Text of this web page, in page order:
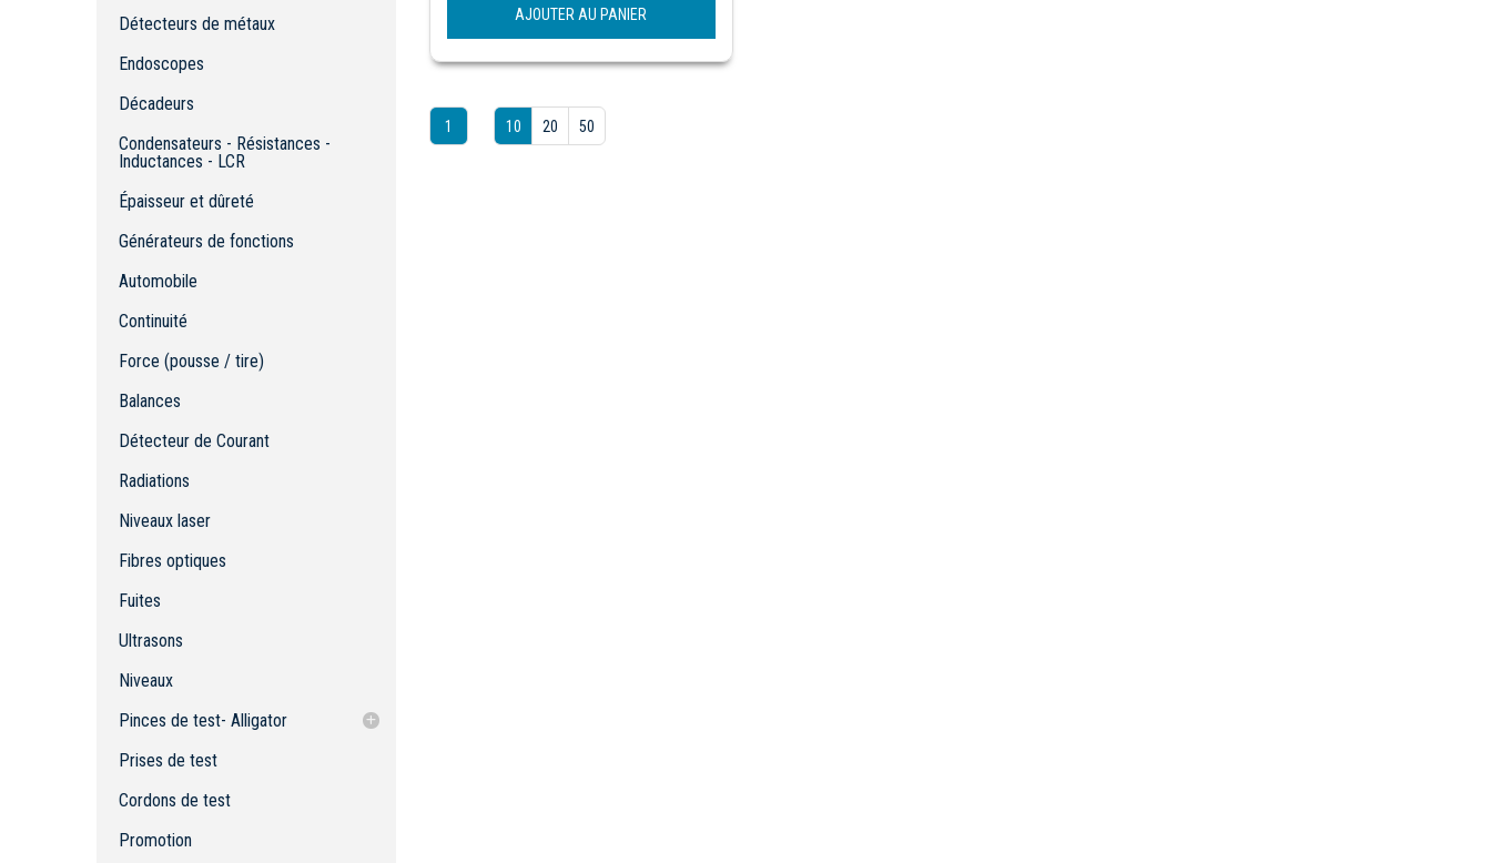
Niveaux laser
Fibres optiques
Ultrasons
Pinces de test- Alligator
Isolateur de pince
Pinces de test- Alligator isolé
crocodiles
Prises de test
Cordons de test
Détecteurs de métaux
Endoscopes
Décadeurs
Condensateurs - Résistances -
Inductances - LCR
Épaisseur et dûreté
Générateurs de fonctions
Automobile
Continuité
Force (pousse / tire)
Balances
Détecteur de Courant
Radiations
Niveaux laser
Fibres optiques
Fuites
Ultrasons
Niveaux
Pinces de test- Alligator
Isolateur de pince
Prises de test
Cordons de test
Promotion
AJOUTER AU PANIER
1 10 20 50